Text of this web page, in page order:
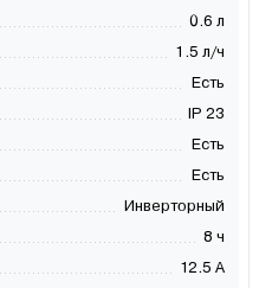
0.6 л
1.5 л/ч
Есть
IP 23
Есть
Есть
Инверторный
8 ч
12.5 А